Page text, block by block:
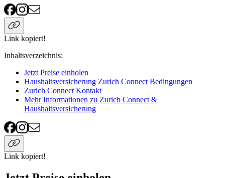
Link kopiert!
Inhaltsverzeichnis:
Jetzt Preise einholen
Haushaltsversicherung Zurich Connect Bedingungen
Zurich Connect Kontakt
Mehr Informationen zu Zurich Connect &
Haushaltsversicherung
Link kopiert!